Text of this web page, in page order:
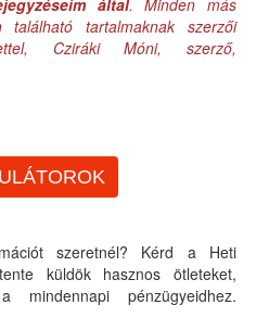
által. Minden más
található tartalmaknak szerzői
Cziráki Móni, szerző,
szeretnél? Kérd a Heti
küldök hasznos ötleteket,
mindennapi pénzügyeidhez.